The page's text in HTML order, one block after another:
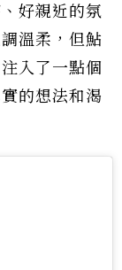
好親近的氛
溫柔，但鮎
入了一點個
的想法和渴